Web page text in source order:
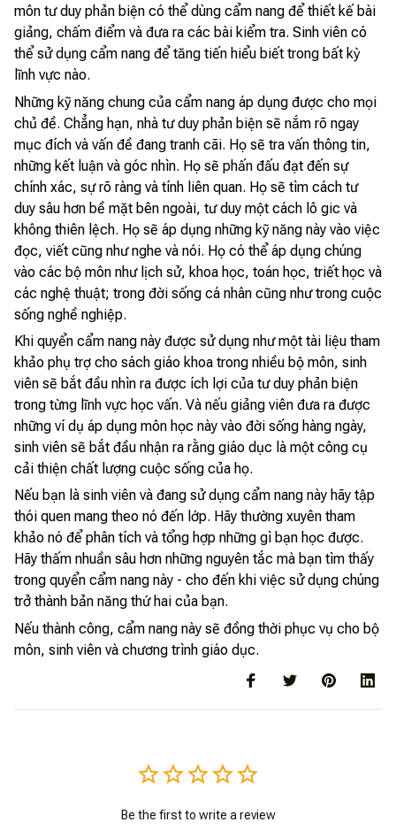
môn tư duy phản biện có thể dùng cẩm nang để thiết kế bài
giảng, chấm điểm và đưa ra các bài kiểm tra. Sinh viên có
thể sử dụng cẩm nang để tăng tiến hiểu biết trong bất kỳ
lĩnh vực nào.
Những kỹ năng chung của cẩm nang áp dụng được cho mọi
chủ đề. Chẳng hạn, nhà tư duy phản biện sẽ nắm rõ ngay
mục đích và vấn đề đang tranh cãi. Họ sẽ tra vấn thông tin,
những kết luận và góc nhìn. Họ sẽ phấn đấu đạt đến sự
chính xác, sự rõ ràng và tính liên quan. Họ sẽ tìm cách tư
duy sâu hơn bề mặt bên ngoài, tư duy một cách lô gic và
không thiên lệch. Họ sẽ áp dụng những kỹ năng này vào việc
đọc, viết cũng như nghe và nói. Họ có thể áp dụng chúng
vào các bộ môn như lịch sử, khoa học, toán học, triết học và
các nghệ thuật; trong đời sống cá nhân cũng như trong cuộc
sống nghề nghiệp.
Khi quyển cẩm nang này được sử dụng như một tài liệu tham
khảo phụ trợ cho sách giáo khoa trong nhiều bộ môn, sinh
viên sẽ bắt đầu nhìn ra được ích lợi của tư duy phản biện
trong từng lĩnh vực học vấn. Và nếu giảng viên đưa ra được
những ví dụ áp dụng môn học này vào đời sống hàng ngày,
sinh viên sẽ bắt đầu nhận ra rằng giáo dục là một công cụ
cải thiện chất lượng cuộc sống của họ.
Nếu bạn là sinh viên và đang sử dụng cẩm nang này hãy tập
thói quen mang theo nó đến lớp. Hãy thường xuyên tham
khảo nó để phân tích và tổng hợp những gì bạn học được.
Hãy thấm nhuần sâu hơn những nguyên tắc mà bạn tìm thấy
trong quyển cẩm nang này - cho đến khi việc sử dụng chúng
trở thành bản năng thứ hai của bạn.
Nếu thành công, cẩm nang này sẽ đồng thời phục vụ cho bộ
môn, sinh viên và chương trình giáo dục.
Be the first to write a review